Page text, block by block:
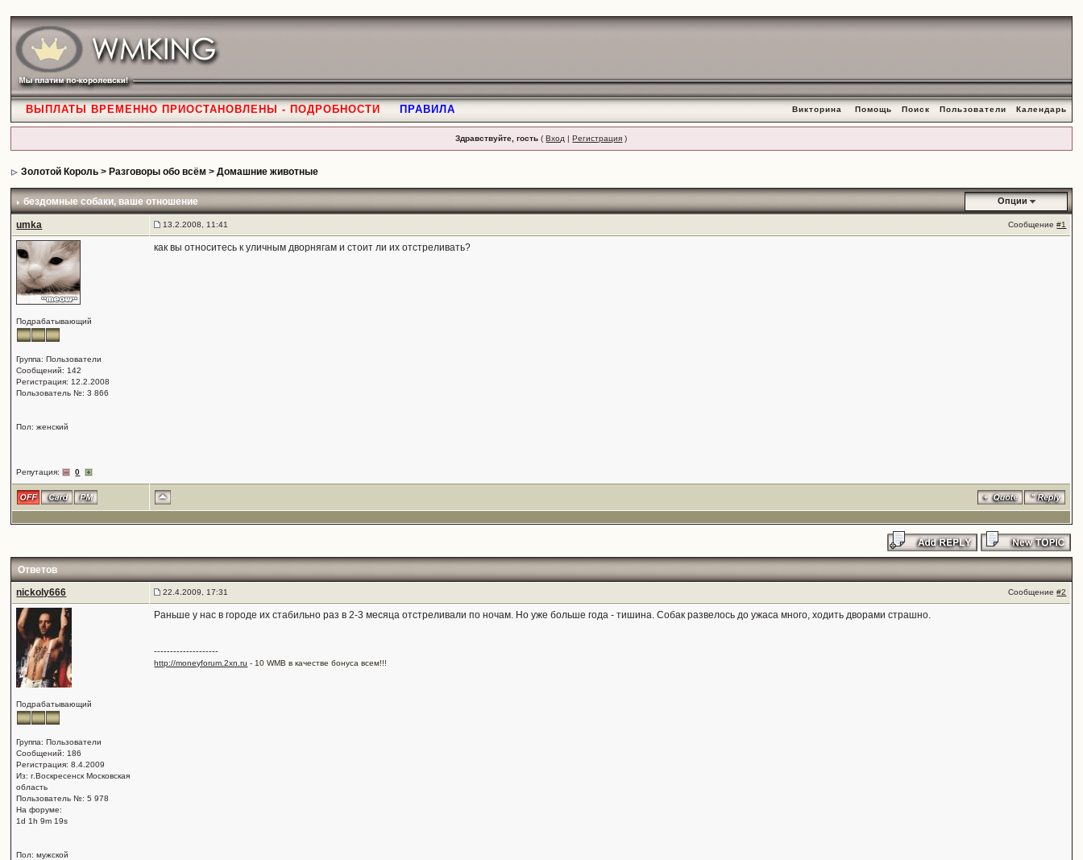
ВЫПЛАТЫ ВРЕМЕННО ПРИОСТАНОВЛЕНЫ - ПОДРОБНОСТИ ПРАВИЛА Викторина Помощь Поиск Пользователи Календарь
Здравствуйте, гость (Вход |Регистрация )
Золотой Король > Разговоры обо всём >Домашние животные
бездомные собаки, ваше отношение Опции
umka 13.2.2008, 11:41 Сообщение#1
Подрабатывающий
Группа: Пользователи
Сообщений: 142
Регистрация: 12.2.2008
Пользователь №: 3 866
Пол: женский
Репутация: 0
как вы относитесь к уличным дворнягам и стоит ли их отстреливать?
Ответов
nickoly666
22.4.2009, 17:31 Сообщение#2
Подрабатывающий
Группа: Пользователи
Сообщений: 186
Регистрация: 8.4.2009
Из: г.Воскресенск Московская
область
Пользователь №: 5 978
На форуме:
1d 1h 9m 19s
Пол: мужской
Раньше у нас в городе их стабильно раз в 2-3 месяца отстреливали по ночам. Но уже больше года - тишина. Собак развелось до ужаса много, ходить дворами страшно.
--------------------
http://moneyforum.2xn.ru - 10 WMB в качестве бонуса всем!!!